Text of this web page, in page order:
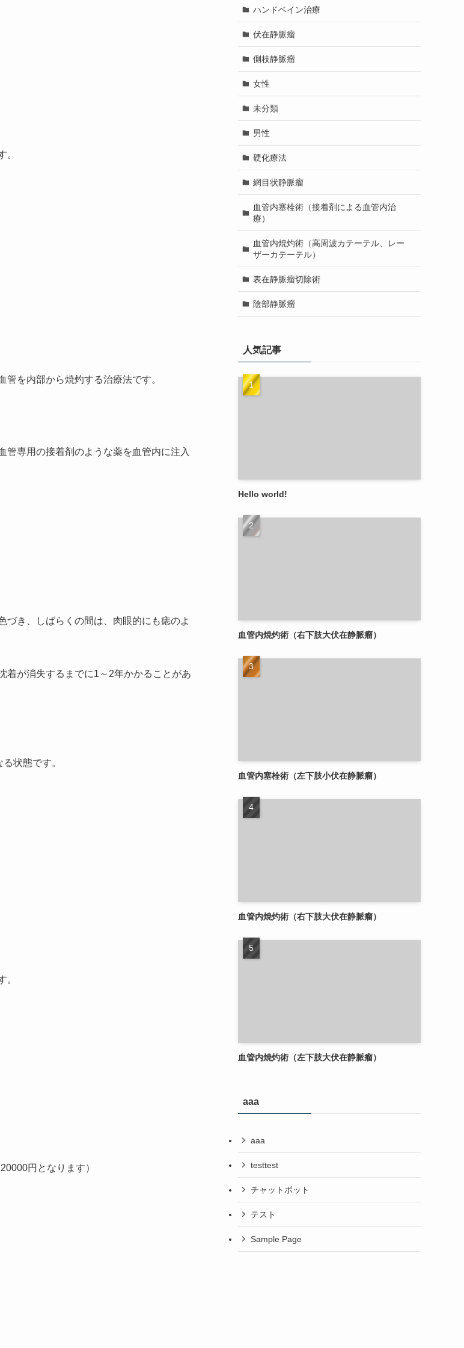
。
管を内部から焼灼する治療法です。
管専用の接着剤のような薬を血管内に注入
づき、しばらくの間は、肉眼的にも痣のよ
着が消失するまでに1～2年かかることがあ
状態です。
。
円となります）
ハンドベイン治療
伏在静脈瘤
側枝静脈瘤
女性
未分類
男性
硬化療法
網目状静脈瘤
血管内塞栓術（接着剤による血管内治
療）
血管内焼灼術（高周波カテーテル、レー
ザーカテーテル）
表在静脈瘤切除術
陰部静脈瘤
人気記事
Hello world!
血管内焼灼術（右下肢大伏在静脈瘤）
血管内塞栓術（左下肢小伏在静脈瘤）
血管内焼灼術（右下肢大伏在静脈瘤）
血管内焼灼術（左下肢大伏在静脈瘤）
aaa
aaa
testtest
チャットボット
テスト
Sample Page